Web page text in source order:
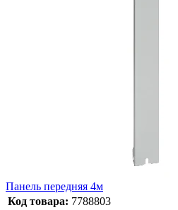
Панель передняя 4м
Код товара: 7788803